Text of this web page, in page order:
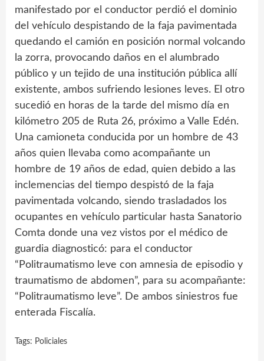
manifestado por el conductor perdió el dominio
del vehículo despistando de la faja pavimentada
quedando el camión en posición normal volcando
la zorra, provocando daños en el alumbrado
público y un tejido de una institución pública allí
existente, ambos sufriendo lesiones leves. El otro
sucedió en horas de la tarde del mismo día en
kilómetro 205 de Ruta 26, próximo a Valle Edén.
Una camioneta conducida por un hombre de 43
años quien llevaba como acompañante un
hombre de 19 años de edad, quien debido a las
inclemencias del tiempo despistó de la faja
pavimentada volcando, siendo trasladados los
ocupantes en vehículo particular hasta Sanatorio
Comta donde una vez vistos por el médico de
guardia diagnosticó: para el conductor
“Politraumatismo leve con amnesia de episodio y
traumatismo de abdomen”, para su acompañante:
“Politraumatismo leve”. De ambos siniestros fue
enterada Fiscalía.
Tags: Policiales